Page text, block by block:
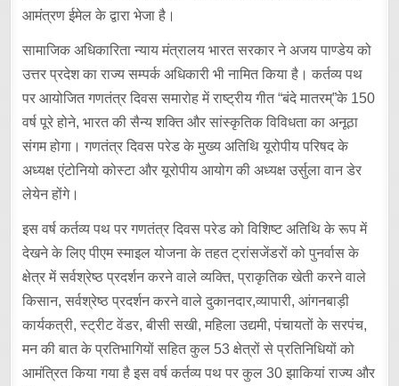
आमंत्रण ईमेल के द्वारा भेजा है।
सामाजिक अधिकारिता न्याय मंत्रालय भारत सरकार ने अजय पाण्डेय को
उत्तर प्रदेश का राज्य सम्पर्क अधिकारी भी नामित किया है। कर्तव्य पथ
पर आयोजित गणतंत्र दिवस समारोह में राष्ट्रीय गीत “बंदे मातरम्”के 150
वर्ष पूरे होने, भारत की सैन्य शक्ति और सांस्कृतिक विविधता का अनूठा
संगम होगा। गणतंत्र दिवस परेड के मुख्य अतिथि यूरोपीय परिषद के
अध्यक्ष एंटोनियो कोस्टा और यूरोपीय आयोग की अध्यक्ष उर्सुला वान डेर
लेयेन होंगे।
इस वर्ष कर्तव्य पथ पर गणतंत्र दिवस परेड को विशिष्ट अतिथि के रूप में
देखने के लिए पीएम स्माइल योजना के तहत ट्रांसजेंडरों को पुनर्वास के
क्षेत्र में सर्वश्रेष्ठ प्रदर्शन करने वाले व्यक्ति, प्राकृतिक खेती करने वाले
किसान, सर्वश्रेष्ठ प्रदर्शन करने वाले दुकानदार,व्यापारी, आंगनबाड़ी
कार्यकत्री, स्ट्रीट वेंडर, बीसी सखी, महिला उद्यमी, पंचायतों के सरपंच,
मन की बात के प्रतिभागियों सहित कुल 53 क्षेत्रों से प्रतिनिधियों को
आमंत्रित किया गया है इस वर्ष कर्तव्य पथ पर कुल 30 झाकियां राज्य और